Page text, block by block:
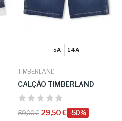
5A 14A
TIMBERLAND
CALÇÃO TIMBERLAND
59,00 € 29,50 € -50%